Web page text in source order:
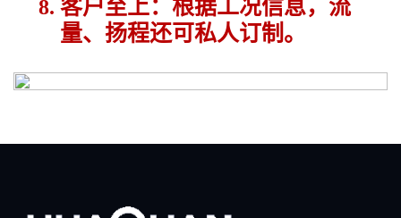
8. 客户至上：根据工况信息，流
量、扬程还可私人订制。